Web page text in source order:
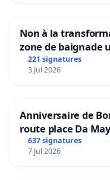
Non à la
zone de baignade
221 signatures
3 Jul 2026
Anniversaire de
route place Da
637 signatures
7 Jul 2026